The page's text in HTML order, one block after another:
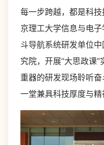
每一步跨越，都是科
京理工大学信息与电
斗导航系统研发单位
究院，开展“大思政课
重器的研发现场聆听
一堂兼具科技厚度与精